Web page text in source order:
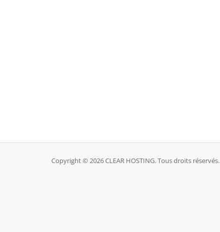
Copyright © 2026 CLEAR HOSTING. Tous droits réservés.